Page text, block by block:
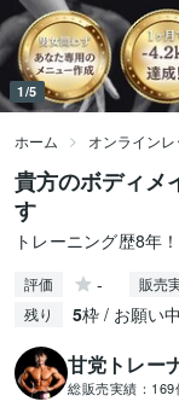
1/5
ホーム オンライン
貴方のボディメ
す
トレーニング歴8年
評価 - 販売
残り 5枠 / お願い
甘党トレー
総販売実績： 169